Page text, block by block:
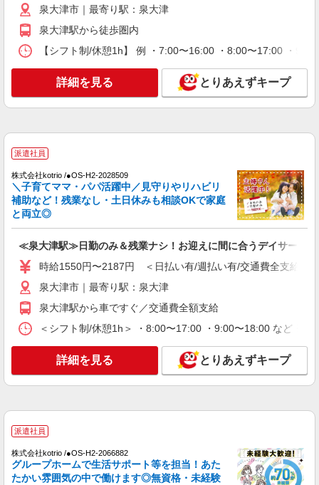
ポート業務を担当
時給1550円〜2187円 ＜日払い有/週払い有/交
通費全支給(ガソリン代含む)＞
泉大津市｜最寄り駅：泉大津
キープ 詳細を見る
株式会社kotrio /●OS-H2-2067068
時給1550円〜2187円 ＜日払い有/週払い有/交
通費全支給(ガソリン代含む)＞
キープ 詳細を見る
派遣社員
株式会社kotrio /●OS-H2-1875395
≪泉大津駅≫高収入＆負担少！高級シニアマン
時給1550円〜2187円 ＜日払い有/週払い有/交
通費全支給(ガソリン代含む)＞
泉大津市
派遣社員
泉大津駅★未経験OKの人間関係に悩まない職
場へ★サ高住スタッフ
泉大津市｜最寄り駅：泉大津
泉大津駅から徒歩圏内
【シフト制/休憩1h】 例 ・7:00〜16:00 ・8:00〜17:00 ・
詳細を見る とりあえずキープ
派遣社員
株式会社kotrio /●OS-H2-2028509
＼子育てママ・パパ活躍中／見守りやリハビリ
補助など！残業なし・土日休みも相談OKで家庭
と両立◎
≪泉大津駅≫日勤のみ＆残業ナシ！お迎えに間に合うデイサービス
時給1550円〜2187円 ＜日払い有/週払い有/交通費全支給(ガ
泉大津市｜最寄り駅：泉大津
泉大津駅から車ですぐ／交通費全額支給
＜シフト制/休憩1h＞ ・8:00〜17:00 ・9:00〜18:00 など ※
詳細を見る とりあえずキープ
派遣社員
株式会社kotrio /●OS-H2-2066882
グループホームで生活サポート等を担当！あた
たかい雰囲気の中で働けます◎無資格・未経験